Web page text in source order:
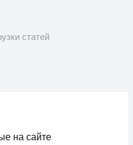
статей
на сайте